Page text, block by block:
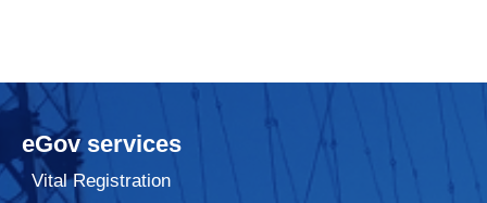
eGov services
Vital Registration